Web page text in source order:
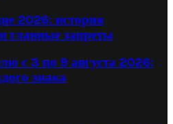
2026: история
главные запреты
с 3 по 9 августа 2026:
знака